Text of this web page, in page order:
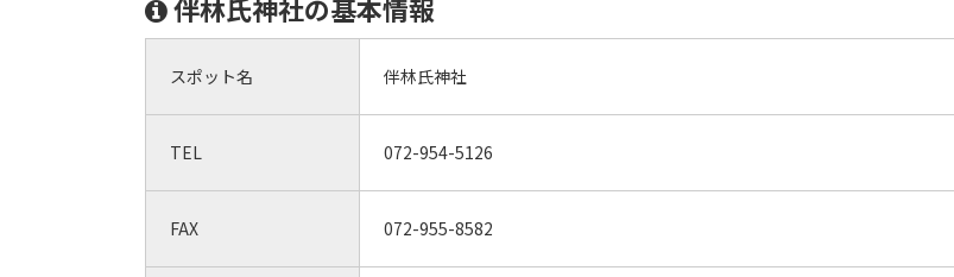
伴林氏神社の基本情報
スポット名 伴林氏神社
TEL 072-954-5126
FAX 072-955-8582